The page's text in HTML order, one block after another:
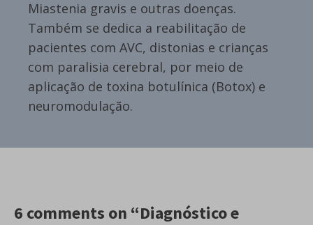
Miastenia gravis e outras doenças.
Também se dedica a reabilitação de
pacientes com AVC, distonias e crianças
com paralisia cerebral, por meio de
aplicação de toxina botulínica (Botox) e
neuromodulação.
6 comments on “Diagnóstico e